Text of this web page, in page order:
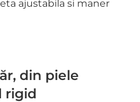
din piele
rigid